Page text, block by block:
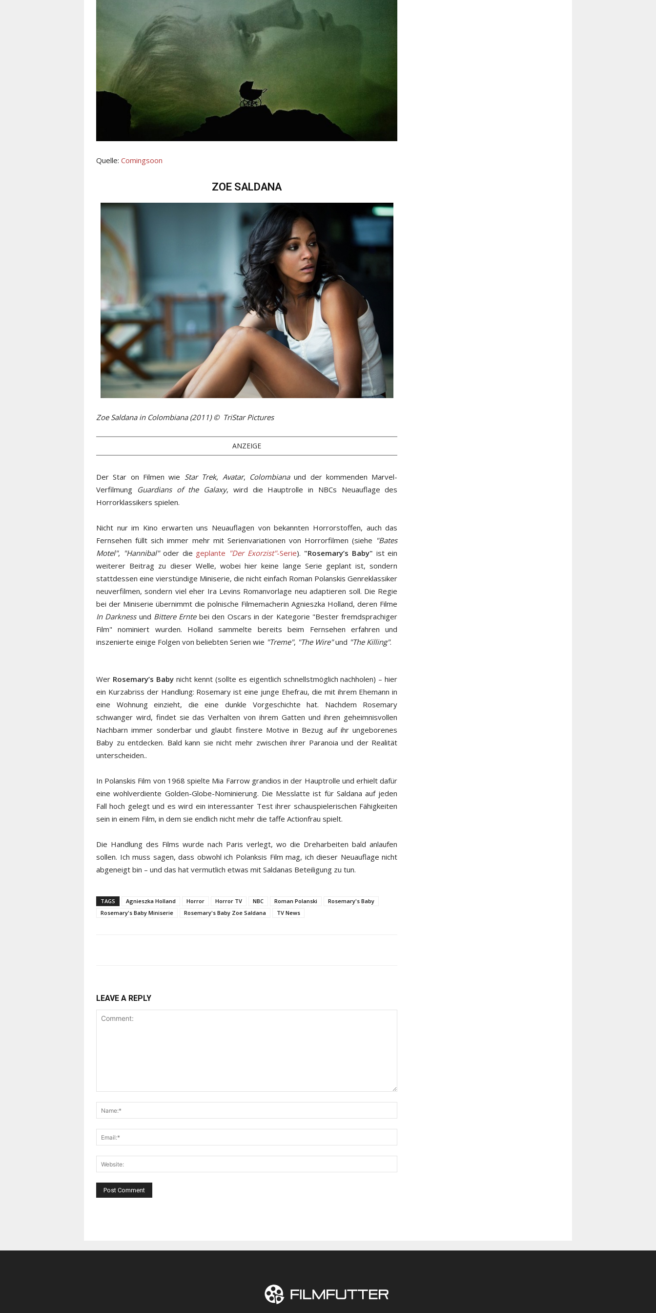
Quelle: Comingsoon
ZOE SALDANA
Zoe Saldana in Colombiana (2011) © TriStar Pictures
ANZEIGE
Der Star on Filmen wie Star Trek, Avatar, Colombianaund der kommenden Marvel-
Verfilmung Guardians of the Galaxy, wird die Hauptrolle in NBCs Neuauflage des
Horrorklassikers spielen.
Nicht nur im Kino erwarten uns Neuauflagen von bekannten Horrorstoffen, auch das
Fernsehen füllt sich immer mehr mit Serienvariationen von Horrorfilmen (siehe "Bates
Motel", "Hannibal"oder die geplante "Der Exorzist"-Serie). "Rosemary’s Baby" ist ein
weiterer Beitrag zu dieser Welle, wobei hier keine lange Serie geplant ist, sondern
stattdessen eine vierstündige Miniserie, die nicht einfach Roman Polanskis Genreklassiker
neuverfilmen, sondern viel eher Ira Levins Romanvorlage neu adaptieren soll. Die Regie
bei der Miniserie übernimmt die polnische Filmemacherin Agnieszka Holland, deren Filme
In Darknessund Bittere Erntebei den Oscars in der Kategorie "Bester fremdsprachiger
Film" nominiert wurden. Holland sammelte bereits beim Fernsehen erfahren und
inszenierte einige Folgen von beliebten Serien wie "Treme", "The Wire"und "The Killing".
Wer Rosemary’s Babynicht kennt (sollte es eigentlich schnellstmöglich nachholen) – hier
ein Kurzabriss der Handlung: Rosemary ist eine junge Ehefrau, die mit ihrem Ehemann in
eine Wohnung einzieht, die eine dunkle Vorgeschichte hat. Nachdem Rosemary
schwanger wird, findet sie das Verhalten von ihrem Gatten und ihren geheimnisvollen
Nachbarn immer sonderbar und glaubt finstere Motive in Bezug auf ihr ungeborenes
Baby zu entdecken. Bald kann sie nicht mehr zwischen ihrer Paranoia und der Realität
unterscheiden..
In Polanskis Film von 1968 spielte Mia Farrow grandios in der Hauptrolle und erhielt dafür
eine wohlverdiente Golden-Globe-Nominierung. Die Messlatte ist für Saldana auf jeden
Fall hoch gelegt und es wird ein interessanter Test ihrer schauspielerischen Fähigkeiten
sein in einem Film, in dem sie endlich nicht mehr die taffe Actionfrau spielt.
Die Handlung des Films wurde nach Paris verlegt, wo die Dreharbeiten bald anlaufen
sollen. Ich muss sagen, dass obwohl ich Polanksis Film mag, ich dieser Neuauflage nicht
abgeneigt bin – und das hat vermutlich etwas mit Saldanas Beteiligung zu tun.
TAGS Agnieszka Holland Horror Horror TV NBC Roman Polanski
Rosemary's Baby
Rosemary's Baby Miniserie
Rosemary's Baby Zoe Saldana TV News
LEAVE A REPLY